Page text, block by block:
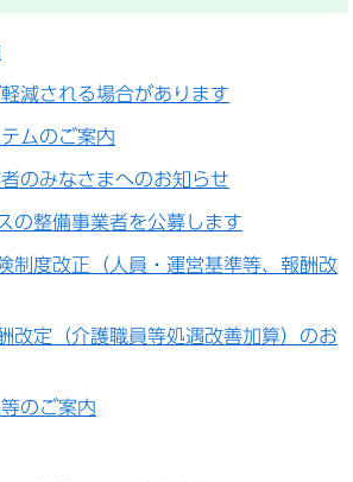
減される場合があります
ムのご案内
のみなさまへのお知らせ
の整備事業者を公募します
制度改正（人員・運営基準等、報酬改
改定（介護職員等処遇改善加算）のお
のご案内